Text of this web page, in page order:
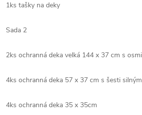
1ks tašky na deky
Sada 2
2ks ochranná deka velká 144 x 37 cm s
4ks ochranná deka 57 x 37 cm s šesti
4ks ochranná deka 35 x 35cm